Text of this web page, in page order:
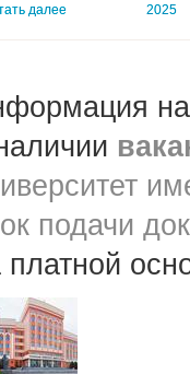
2025
далее
подачи
платной